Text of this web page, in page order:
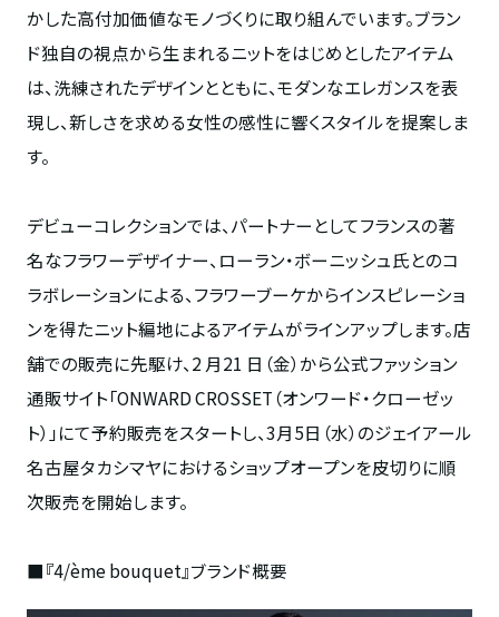
かした高付加価値なモノづくりに取り組んでいます。ブラン
ド独自の視点から生まれるニットをはじめとしたアイテム
は、洗練されたデザインとともに、モダンなエレガンスを表
現し、新しさを求める女性の感性に響くスタイルを提案しま
す。
デビューコレクションでは、パートナーとしてフランスの著
名なフラワーデザイナー、ローラン・ボーニッシュ氏とのコ
ラボレーションによる、フラワーブーケからインスピレーショ
ンを得たニット編地によるアイテムがラインアップします。店
舗での販売に先駆け、2 月21 日（金）から公式ファッション
通販サイト「ONWARD CROSSET（オンワード・クローゼッ
ト）」にて予約販売をスタートし、3月5日（水）のジェイアール
名古屋タカシマヤにおけるショップオープンを皮切りに順
次販売を開始します。
■『4/ème bouquet』ブランド概要